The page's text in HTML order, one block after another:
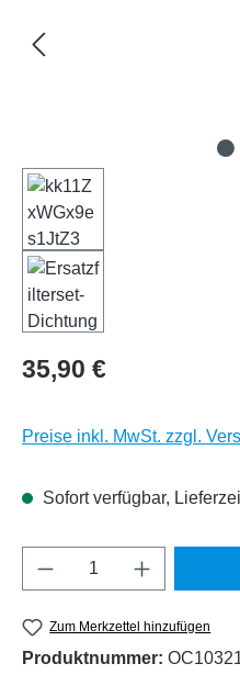
Regulärer Preis:
35,90 €
Preise inkl. MwSt. zzgl.
Sofort verfügbar,
Produkt Anzahl:
Zum Merkzettel hinzufügen
Produktnummer: